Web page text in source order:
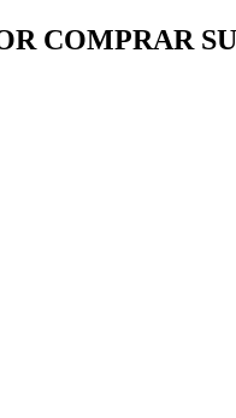
COMPRAR